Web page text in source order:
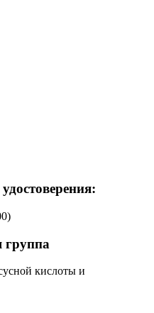
группа
кислоты и